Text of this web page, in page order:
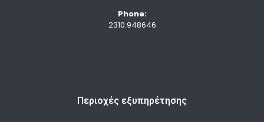
Phone:
2310.948646
Περιοχές εξυπηρέτησης